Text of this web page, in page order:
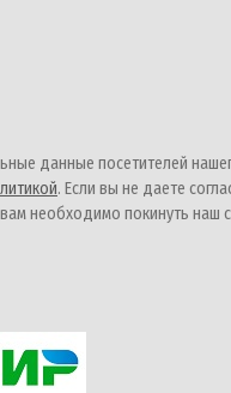
данные посетителей
. Если вы не даете
необходимо покинуть наш